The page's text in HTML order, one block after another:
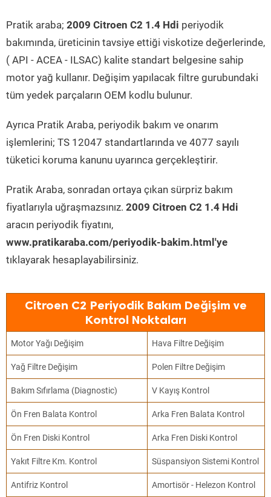
Pratik araba; 2009 Citroen C2 1.4 Hdi periyodik
bakımında, üreticinin tavsiye ettiği viskotize değerlerinde,
( API - ACEA - ILSAC) kalite standart belgesine sahip
motor yağ kullanır. Değişim yapılacak filtre gurubundaki
tüm yedek parçaların OEM kodlu bulunur.
Ayrıca Pratik Araba, periyodik bakım ve onarım
işlemlerini; TS 12047 standartlarında ve 4077 sayılı
tüketici koruma kanunu uyarınca gerçekleştirir.
Pratik Araba, sonradan ortaya çıkan sürpriz bakım
fiyatlarıyla uğraşmazsınız. 2009 Citroen C2 1.4 Hdi
aracın periyodik fiyatını,
www.pratikaraba.com/periyodik-bakim.html'ye
tıklayarak hesaplayabilirsiniz.
Citroen C2 Periyodik Bakım Değişim ve
Kontrol Noktaları
Motor Yağı Değişim Hava Filtre Değişim
Yağ Filtre Değişim Polen Filtre Değişim
Bakım Sıfırlama (Diagnostic) V Kayış Kontrol
Ön Fren Balata Kontrol Arka Fren Balata Kontrol
Ön Fren Diski Kontrol Arka Fren Diski Kontrol
Yakıt Filtre Km. Kontrol Süspansiyon Sistemi Kontrol
Antifriz Kontrol Amortisör - Helezon Kontrol